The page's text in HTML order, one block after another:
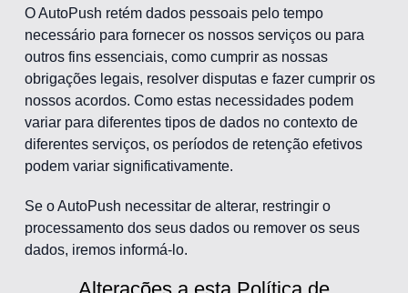
O AutoPush retém dados pessoais pelo tempo
necessário para fornecer os nossos serviços ou para
outros fins essenciais, como cumprir as nossas
obrigações legais, resolver disputas e fazer cumprir os
nossos acordos. Como estas necessidades podem
variar para diferentes tipos de dados no contexto de
diferentes serviços, os períodos de retenção efetivos
podem variar significativamente.
Se o AutoPush necessitar de alterar, restringir o
processamento dos seus dados ou remover os seus
dados, iremos informá-lo.